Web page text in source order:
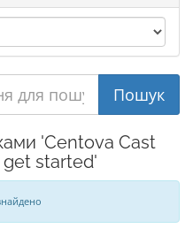
'Centova Cast
get started'